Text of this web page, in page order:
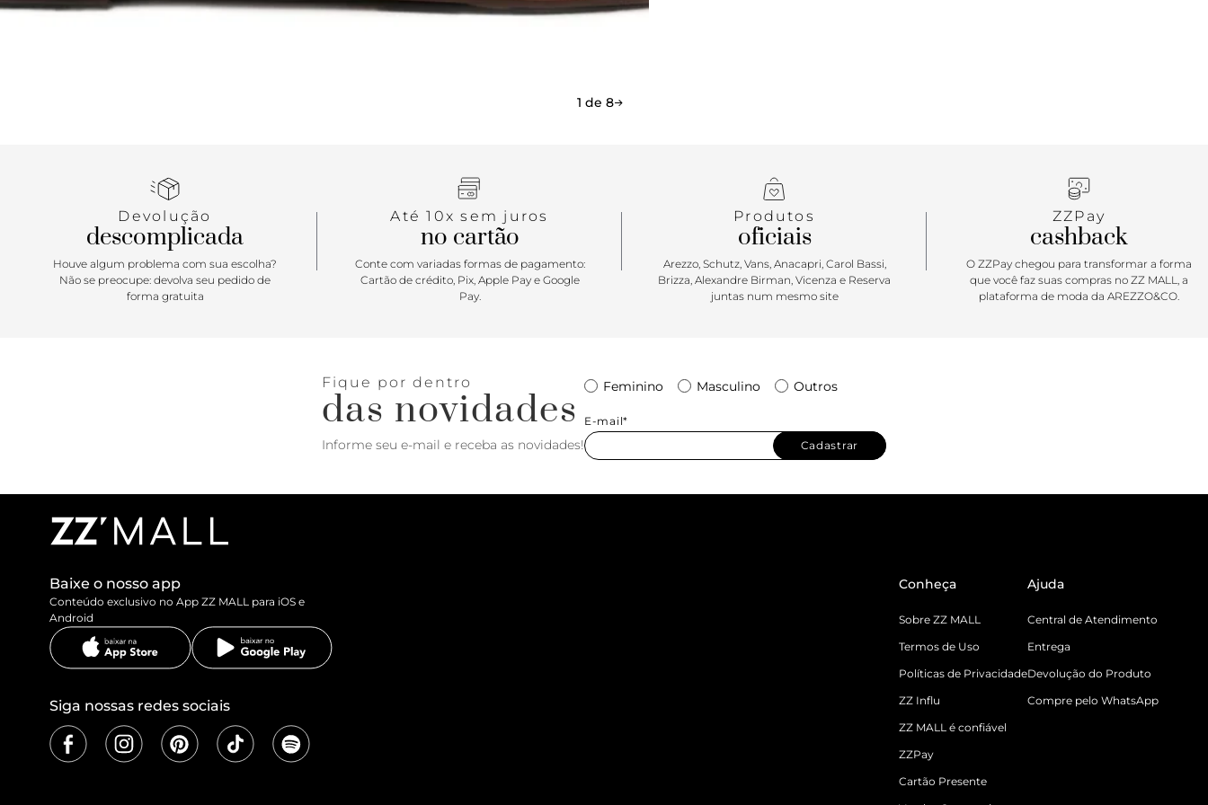
1 de 8
Devolução
descomplicada
Houve algum problema com sua escolha?
Não se preocupe: devolva seu pedido de
forma gratuita
Até 10x sem juros
no cartão
Conte com variadas formas de pagamento:
Cartão de crédito, Pix, Apple Pay e Google
Pay.
Produtos
oficiais
Arezzo, Schutz, Vans, Anacapri, Carol Bassi,
Brizza, Alexandre Birman, Vicenza e Reserva
juntas num mesmo site
ZZPay
cashback
O ZZPay chegou para transformar a forma
que você faz suas compras no ZZ MALL, a
plataforma de moda da AREZZO&CO.
Fique por dentro
das novidades
Informe seu e-mail e receba as novidades!
Feminino Masculino Outros
E-mail*
Cadastrar
Baixe o nosso app
Conteúdo exclusivo no App ZZ MALL para iOS e
Android
Siga nossas redes sociais
Conheça
Sobre ZZ MALL
Termos de Uso
Políticas de Privacidade
ZZ Influ
ZZ MALL é confiável
ZZPay
Cartão Presente
Ajuda
Central de Atendimento
Entrega
Devolução do Produto
Compre pelo WhatsApp